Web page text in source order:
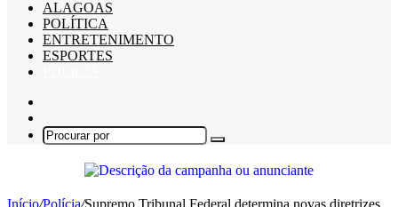
ALAGOAS
POLÍTICA
ENTRETENIMENTO
ESPORTES
skin
Procurar
Início/Polícia/Supremo Tribunal Federal determina novas diretrizes